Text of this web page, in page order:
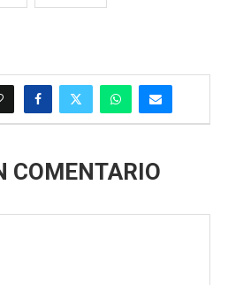
COMENTARIO